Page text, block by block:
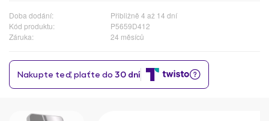
Doba dodání:
Přibližně 4 až 14 dní
Kód produktu:
P5659D412
Záruka:
24 měsíců